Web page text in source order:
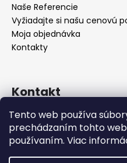
Tento web používa
prechádzaním tohto
používaním. Viac
Naše Referencie
Vyžiadajte si našu cenovú
Moja objednávka
Kontakty
Kontakt
info@seevey.sk
+421 907 167 346
+421 911 387 731